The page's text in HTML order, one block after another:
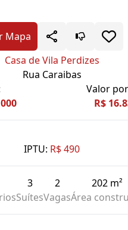
Mapa
Casa de Vila Perdizes
Rua Caraibas
Valor
R$
IPTU: R$ 490
3
Suítes
2
Vagas
202 m²
Área